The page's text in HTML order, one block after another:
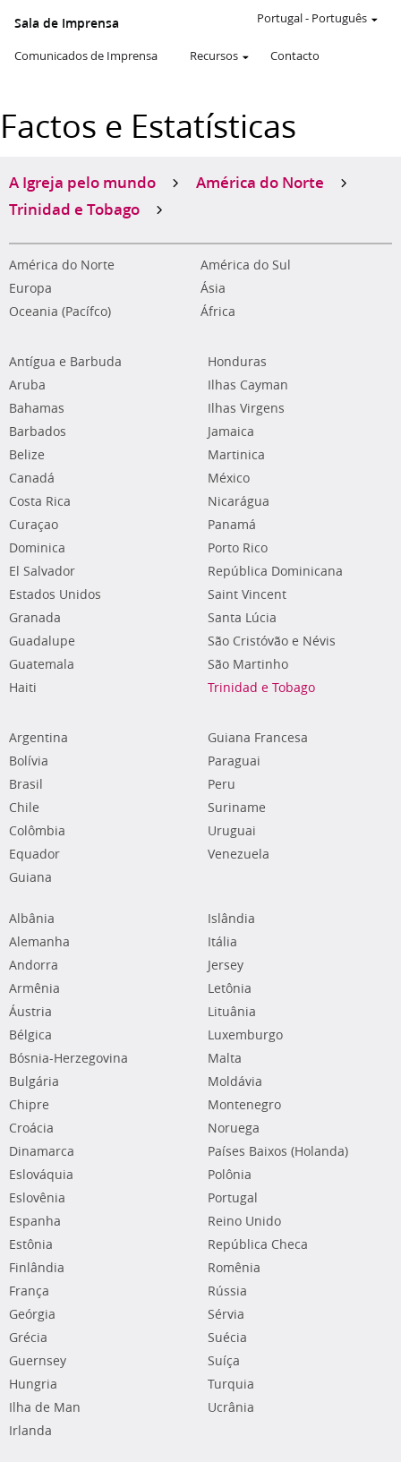
Sala de Imprensa
Comunicados de Imprensa Recursos Contacto
Portugal- Português
Factos e Estatísticas
A Igreja pelo mundo
América do Norte
Trinidad e Tobago
América do Norte
América do Sul
Europa
Ásia
Oceania (Pacífco)
África
Antígua e Barbuda
Aruba
Bahamas
Barbados
Belize
Canadá
Costa Rica
Curaçao
Dominica
El Salvador
Estados Unidos
Granada
Guadalupe
Guatemala
Haiti
Honduras
Ilhas Cayman
Ilhas Virgens
Jamaica
Martinica
México
Nicarágua
Panamá
Porto Rico
República Dominicana
Saint Vincent
Santa Lúcia
São Cristóvão e Névis
São Martinho
Trinidad e Tobago
Argentina
Bolívia
Brasil
Chile
Colômbia
Equador
Guiana
Guiana Francesa
Paraguai
Peru
Suriname
Uruguai
Venezuela
Albânia
Alemanha
Andorra
Armênia
Áustria
Bélgica
Bósnia-Herzegovina
Bulgária
Chipre
Croácia
Dinamarca
Eslováquia
Eslovênia
Espanha
Estônia
Finlândia
França
Geórgia
Grécia
Guernsey
Hungria
Ilha de Man
Irlanda
Islândia
Itália
Jersey
Letônia
Lituânia
Luxemburgo
Malta
Moldávia
Montenegro
Noruega
Países Baixos (Holanda)
Polônia
Portugal
Reino Unido
República Checa
Romênia
Rússia
Sérvia
Suécia
Suíça
Turquia
Ucrânia